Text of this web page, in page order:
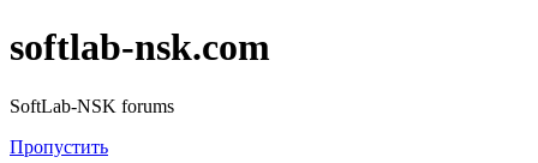
softlab-nsk.com
SoftLab-NSK forums
Пропустить